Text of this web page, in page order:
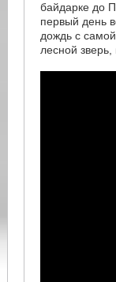
байдарке до
первый день
дождь с
лесной